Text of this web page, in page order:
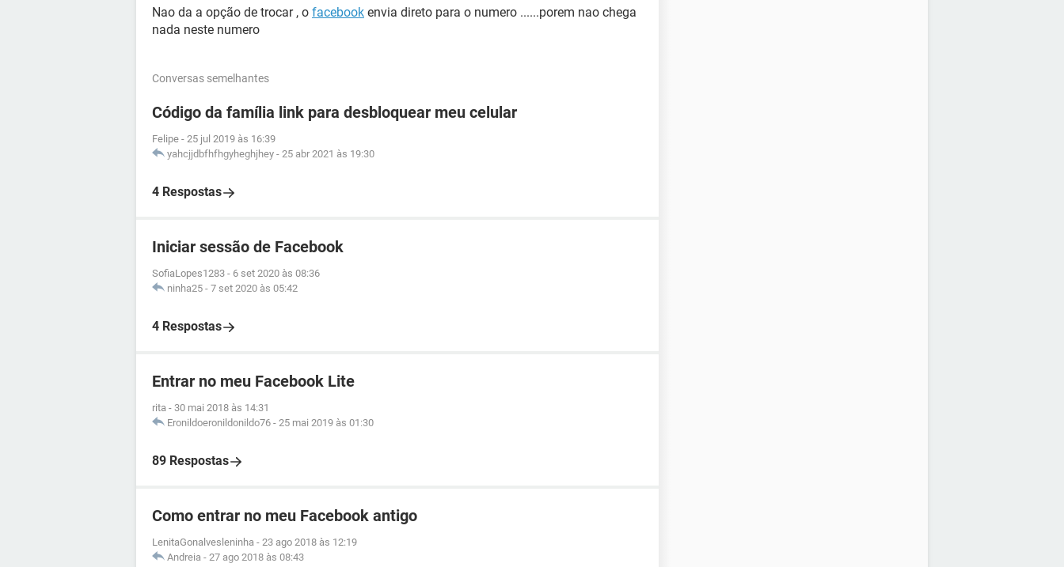
Nao da a opção de trocar , o facebook envia direto para o numero ......porem nao chega
nada neste numero
Conversas semelhantes
Código da família link para desbloquear meu celular
Felipe - 25 jul 2019 às 16:39
yahcjjdbfhfhgyheghjhey - 25 abr 2021 às 19:30
4 Respostas
Iniciar sessão de Facebook
SofiaLopes1283 - 6 set 2020 às 08:36
ninha25 - 7 set 2020 às 05:42
4 Respostas
Entrar no meu Facebook Lite
rita - 30 mai 2018 às 14:31
Eronildoeronildonildo76 - 25 mai 2019 às 01:30
89 Respostas
Como entrar no meu Facebook antigo
LenitaGonalvesleninha - 23 ago 2018 às 12:19
Andreia - 27 ago 2018 às 08:43